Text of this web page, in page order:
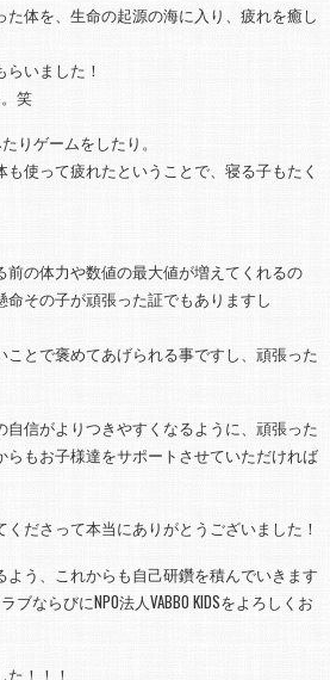
体を、生命の起源の海に入り、疲れを癒し
いました！
笑
りゲームをしたり。
使って疲れたということで、寝る子もたく
前の体力や数値の最大値が増えてくれるの
その子が頑張った証でもありますし
とで褒めてあげられる事ですし、頑張った
自信がよりつきやすくなるように、頑張った
らもお子様達をサポートさせていただければ
ださって本当にありがとうございました！
よう、これからも自己研鑽を積んでいきます
ブならびにNPO法人VABBO KIDSをよろしくお
！！！